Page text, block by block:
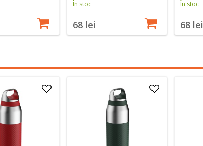
În stoc
68 lei
În stoc
68 lei